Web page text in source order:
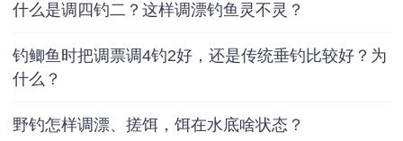
什么是调四钓二？这样调漂钓鱼灵不灵？
钓鲫鱼时把调票调4钓2好，还是传统垂钓比较好？为
什么？
野钓怎样调漂、搓饵，饵在水底啥状态？